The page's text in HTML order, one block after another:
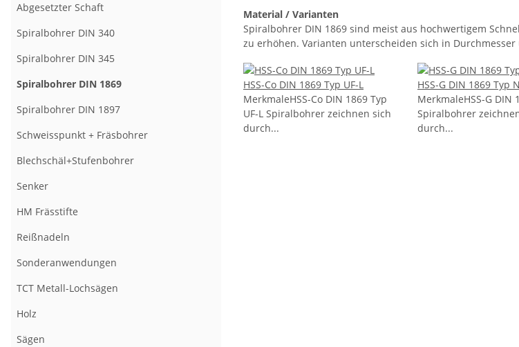
Material / Varianten
Spiralbohrer DIN 1869 sind meist aus hochwertigem
zu erhöhen. Varianten unterscheiden sich in
HSS-Co DIN 1869 Typ UF-L
MerkmaleHSS-Co DIN 1869 Typ
UF-L Spiralbohrer zeichnen sich
durch...
HSS-G DIN 1869 Typ N
MerkmaleHSS-G DIN
Spiralbohrer
durch...
Abgesetzter Schaft
Spiralbohrer DIN 340
Spiralbohrer DIN 345
Spiralbohrer DIN 1869
Spiralbohrer DIN 1897
Schweisspunkt + Fräsbohrer
Blechschäl+Stufenbohrer
Senker
HM Frässtifte
Reißnadeln
Sonderanwendungen
TCT Metall-Lochsägen
Holz
Sägen